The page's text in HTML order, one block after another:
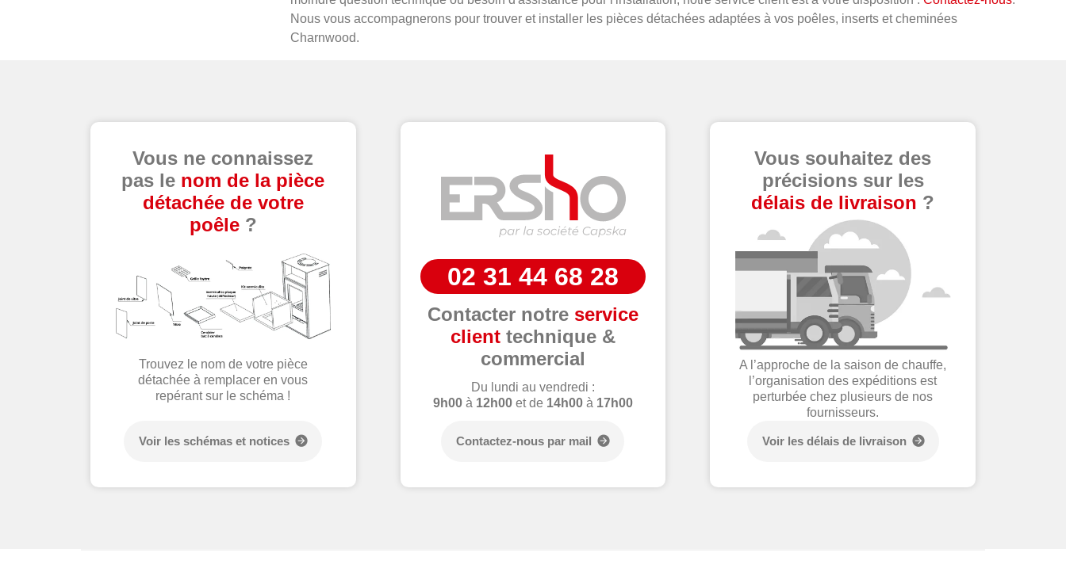
Nous vous accompagnerons pour trouver et installer les pièces détachées adaptées à vos poêles, inserts et cheminées
Charnwood.
Vous ne connaissez
pas le nom de la pièce
détachée de votre
poêle?
Trouvez le nom de votre pièce
détachée à remplacer en vous
repérant sur le schéma !
Voir les schémas et notices
02 31 44 68 28
Contacter notre service
clienttechnique &
commercial
Du lundi au vendredi :
9h00à 12h00et de 14h00à 17h00
Contactez-nous par mail
Vous souhaitez des
précisions sur les
délais de livraison ?
A l’approche de la saison de chauffe,
l’organisation des expéditions est
perturbée chez plusieurs de nos
fournisseurs.
Voir les délais de livraison